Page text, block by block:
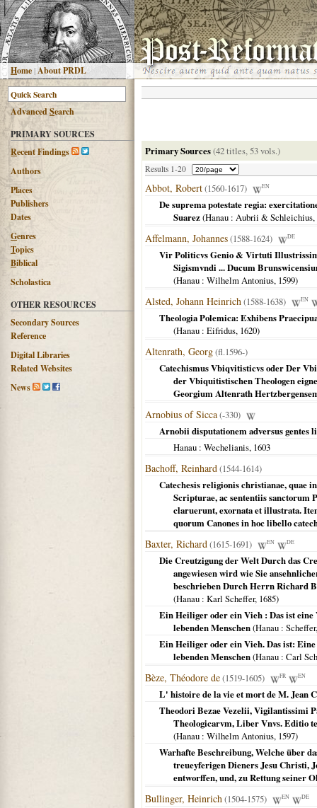
Home|About PRDL
AdvancedSearch
PRIMARY SOURCES
Recent Findings
Authors
Places
Publishers
Dates
Genres
Topics
Biblical
Scholastica
OTHER RESOURCES
Secondary Sources
Reference
Digital Libraries
Related Websites
News
Primary Sources(42 titles, 53 vols.)
Results 1-20
Abbot, Robert(1560-1617) EN
De suprema potestate regia:
Suarez(Hanau : Aubrii & Schleichius,
Affelmann, Johannes(1588-1624) DE
Vir Politicvs Genio & Virtuti
Sigismvndi ... Ducum
(Hanau : Wilhelm Antonius, 1599)
Alsted, Johann Heinrich(1588-1638) EN
Theologia Polemica: Exhibens
(Hanau : Eifridus, 1620)
Altenrath, Georg(fl.1596-)
Catechismus Vbiqvitisticvs oder Der
der Vbiquitistischen Theologen
Georgium Altenrath
Arnobius of Sicca(-330)
Arnobii disputationem adversus gentes
Hanau : Wechelianis, 1603
Bachoff, Reinhard(1544-1614)
Catechesis religionis christianae, quae
Scripturae, ac sententiis sanctorum
claruerunt, exornata et illustrata.
quorum Canones in hoc libello
Baxter, Richard(1615-1691) EN DE
Die Creutzigung der Welt Durch das
angewiesen wird wie Sie
beschrieben Durch Herrn Richard
(Hanau : Karl Scheffer, 1685)
Ein Heiliger oder ein Vieh : Das ist eine
lebenden Menschen(Hanau :
Ein Heiliger oder ein Vieh. Das ist:
lebenden Menschen(Hanau : Carl
Bèze, Théodore de(1519-1605) FR EN
L' histoire de la vie et mort de M. Jean
Theodori Bezae Vezelii, Vigilantissimi
Theologicarvm, Liber Vnvs. Editio
(Hanau : Wilhelm Antonius, 1597)
Warhafte Beschreibung, Welche über
treueyferigen Dieners Jesu Christi,
entworffen, und, zu Rettung seiner
Bullinger, Heinrich(1504-1575) EN DE